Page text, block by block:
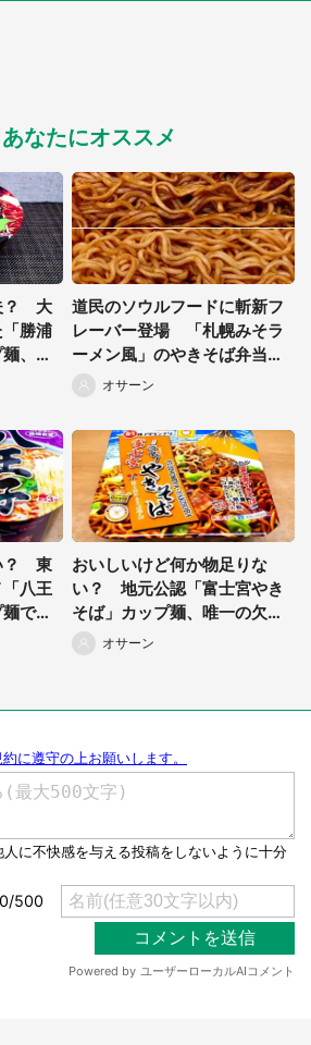
都道府選択
選択する
なたにオススメ
？ 大
勝浦
、食
道民のソウルフードに斬新フ
レーバー登場 「札幌みそラ
ーメン風」のやきそば弁当っ
て、一体どんな味？
オサーン
？ 東
八王
でも
おいしいけど何か物足りな
い？ 地元公認「富士宮やき
そば」カップ麺、唯一の欠点
は... オサーン